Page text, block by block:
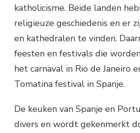
katholicisme. Beide landen
religieuze geschiedenis en er
en kathedralen te vinden.
feesten en festivals die
het carnaval in Rio de Janeiro
Tomatina festival in Spanje.
De keuken van Spanje en
divers en wordt gekenmerkt